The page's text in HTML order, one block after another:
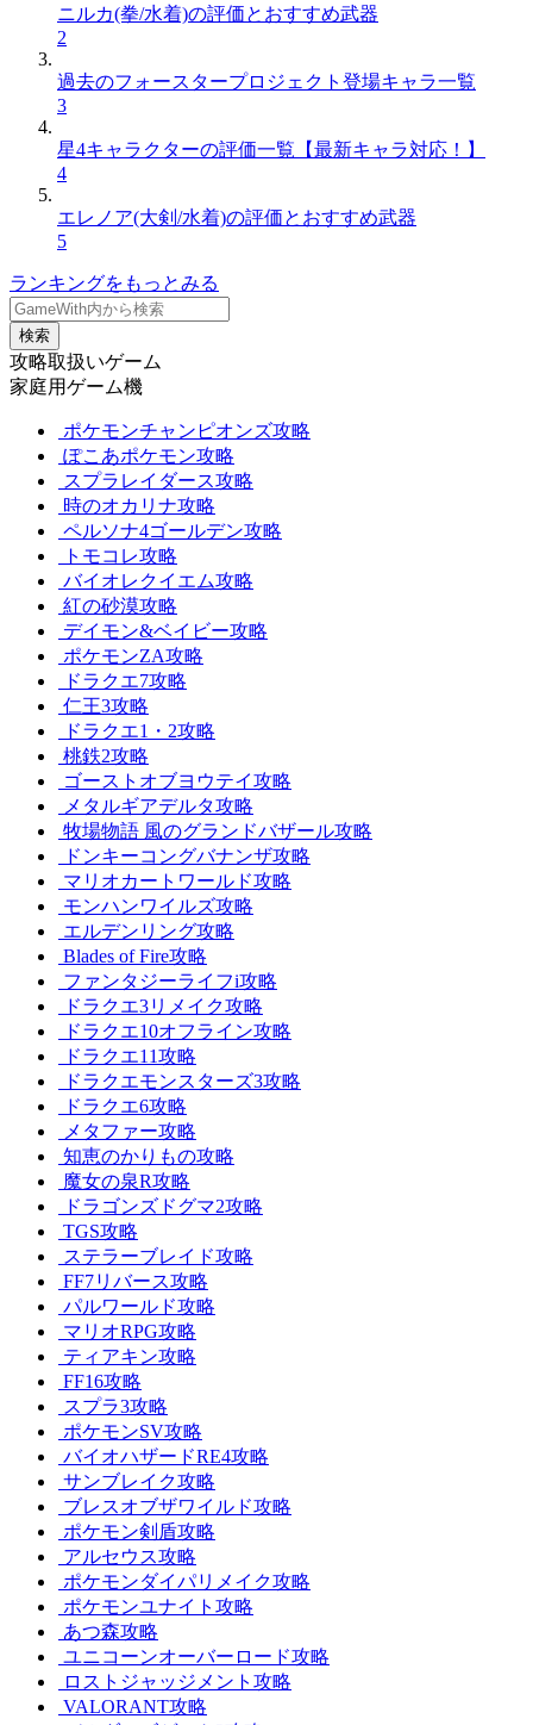
ニルカ(拳/水着)の評価とおすすめ武器
2
過去のフォースタープロジェクト登場キャラ一覧
3
星4キャラクターの評価一覧【最新キャラ対応！】
4
エレノア(大剣/水着)の評価とおすすめ武器
5
ランキングをもっとみる
検索
攻略取扱いゲーム
家庭用ゲーム機
ポケモンチャンピオンズ攻略
ぽこあポケモン攻略
スプラレイダース攻略
時のオカリナ攻略
ペルソナ4ゴールデン攻略
トモコレ攻略
バイオレクイエム攻略
紅の砂漠攻略
デイモン&ベイビー攻略
ポケモンZA攻略
ドラクエ7攻略
仁王3攻略
ドラクエ1・2攻略
桃鉄2攻略
ゴーストオブヨウテイ攻略
メタルギアデルタ攻略
牧場物語 風のグランドバザール攻略
ドンキーコングバナンザ攻略
マリオカートワールド攻略
モンハンワイルズ攻略
エルデンリング攻略
Blades of Fire攻略
ファンタジーライフi攻略
ドラクエ3リメイク攻略
ドラクエ10オフライン攻略
ドラクエ11攻略
ドラクエモンスターズ3攻略
ドラクエ6攻略
メタファー攻略
知恵のかりもの攻略
魔女の泉R攻略
ドラゴンズドグマ2攻略
TGS攻略
ステラーブレイド攻略
FF7リバース攻略
パルワールド攻略
マリオRPG攻略
ティアキン攻略
FF16攻略
スプラ3攻略
ポケモンSV攻略
バイオハザードRE4攻略
サンブレイク攻略
ブレスオブザワイルド攻略
ポケモン剣盾攻略
アルセウス攻略
ポケモンダイパリメイク攻略
ポケモンユナイト攻略
あつ森攻略
ユニコーンオーバーロード攻略
ロストジャッジメント攻略
VALORANT攻略